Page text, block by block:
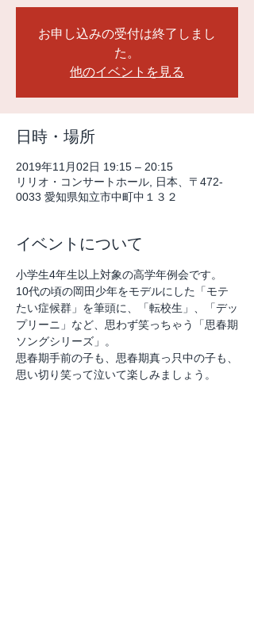
お申し込みの受付は終了しまし
た。
他のイベントを見る
日時・場所
2019年11月02日 19:15 – 20:15
リリオ・コンサートホール, 日本、〒472-
0033 愛知県知立市中町中１３２
イベントについて
小学生4年生以上対象の高学年例会です。
10代の頃の岡田少年をモデルにした「モテ
たい症候群」を筆頭に、「転校生」、「デッ
プリーニ」など、思わず笑っちゃう「思春期
ソングシリーズ」。
思春期手前の子も、思春期真っ只中の子も、
思い切り笑って泣いて楽しみましょう。